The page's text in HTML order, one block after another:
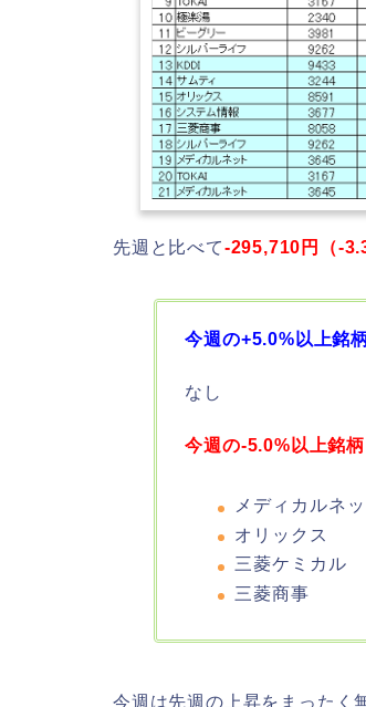
先週と比べて-295,710円（-
今週の+5.0%以上銘
なし
今週の-5.0%以上銘柄
メディカルネッ
オリックス
三菱ケミカル
三菱商事
今週は先週の上昇をまったく